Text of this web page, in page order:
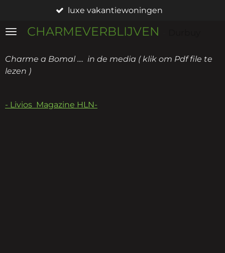
naar
hoofdinhoud
CHARMEVERBLIJVEN
luxe vakantiewoningen
Charme a Bomal .... in de media ( klik om Pdf file te
lezen )
- Livios Magazine HLN-